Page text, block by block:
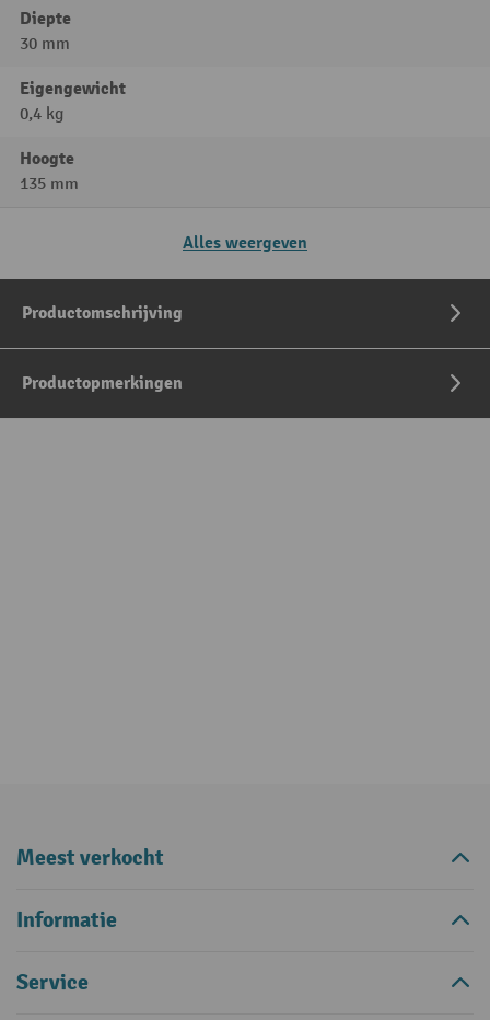
Diepte
30 mm
Eigengewicht
0,4 kg
Hoogte
135 mm
Alles weergeven
Productomschrijving
Productopmerkingen
Meest verkocht
Informatie
Service